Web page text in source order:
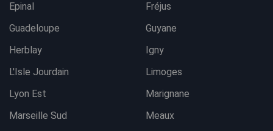
Epinal
Fréjus
Guadeloupe
Guyane
Herblay
Igny
L'Isle Jourdain
Limoges
Lyon Est
Marignane
Marseille Sud
Meaux